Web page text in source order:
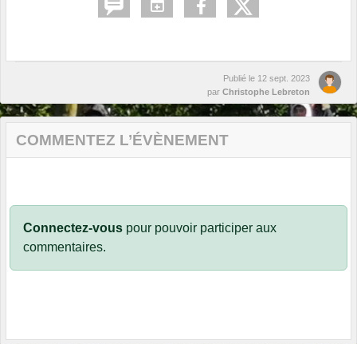
Publié le 12 sept. 2023
par Christophe Lebreton
COMMENTEZ L’ÉVÈNEMENT
Connectez-vous pour pouvoir participer aux
commentaires.